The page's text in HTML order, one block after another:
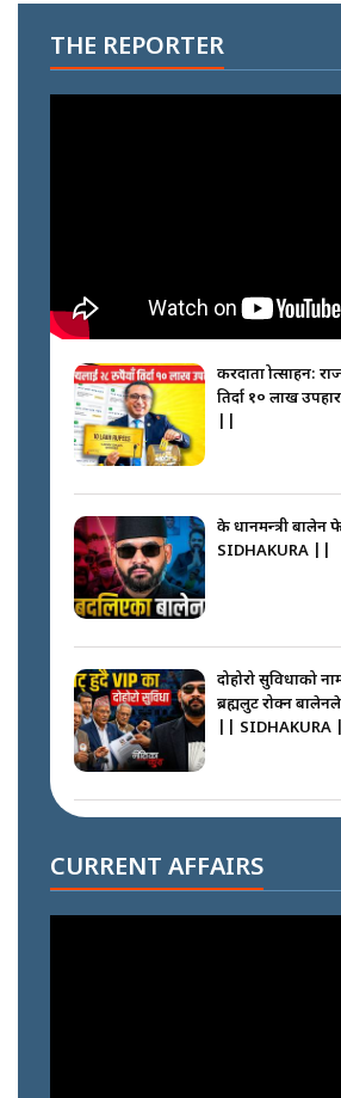
THE REPORTER
करदाता प्रोत्साहन:
तिर्दा १० लाख
के प्रधानमन्त्री
SIDHAKURA ||
दोहोरो सुविधाको
ब्रह्मलुट रोक्न
|| SIDHAKURA
आरोहीहरू |
climbers who
CURRENT AFFAIRS